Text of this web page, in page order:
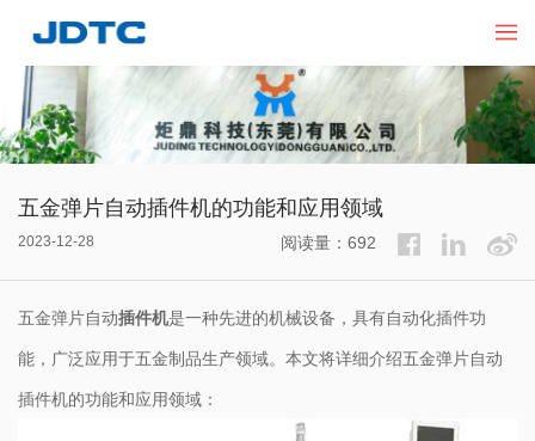
五金弹片自动插件机的功能和应用领域
2023-12-28 阅读量：692
五金弹片自动插件机是一种先进的机械设备，具有自动化插件功
能，广泛应用于五金制品生产领域。本文将详细介绍五金弹片自动
插件机的功能和应用领域：